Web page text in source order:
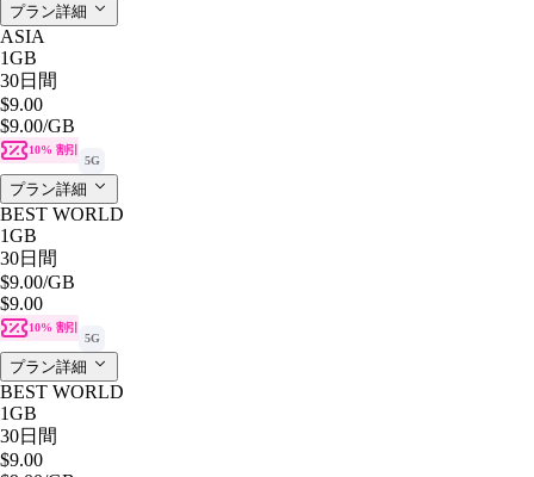
プラン詳細
ASIA
1GB
30日間
$9.00
$9.00/GB
10% 割引
5G
プラン詳細
BEST WORLD
1GB
30日間
$9.00/GB
$9.00
10% 割引
5G
プラン詳細
BEST WORLD
1GB
30日間
$9.00